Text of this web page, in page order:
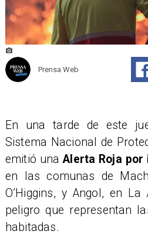
Prensa Web
En una tarde de este
Sistema Nacional de
emitió unaAlerta Roja
en las comunas de
O’Higgins, y Angol, en La
peligro que representan
habitadas.